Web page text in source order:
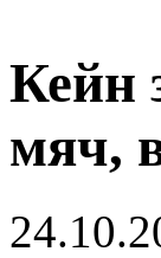
Кейн
мяч,